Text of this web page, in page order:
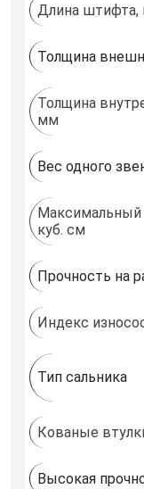
Длина
Толщина
Толщина
мм
Вес одного
Максимальный
куб. см
Прочность на
Индекс
Тип сальника
Кованые
Высокая